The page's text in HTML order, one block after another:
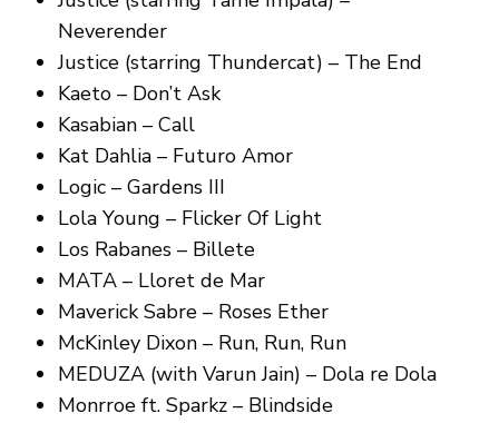
Neverender
Justice (starring Thundercat) – The End
Kaeto – Don’t Ask
Kasabian – Call
Kat Dahlia – Futuro Amor
Logic – Gardens III
Lola Young – Flicker Of Light
Los Rabanes – Billete
MATA – Lloret de Mar
Maverick Sabre – Roses Ether
McKinley Dixon – Run, Run, Run
MEDUZA (with Varun Jain) – Dola re Dola
Monrroe ft. Sparkz – Blindside